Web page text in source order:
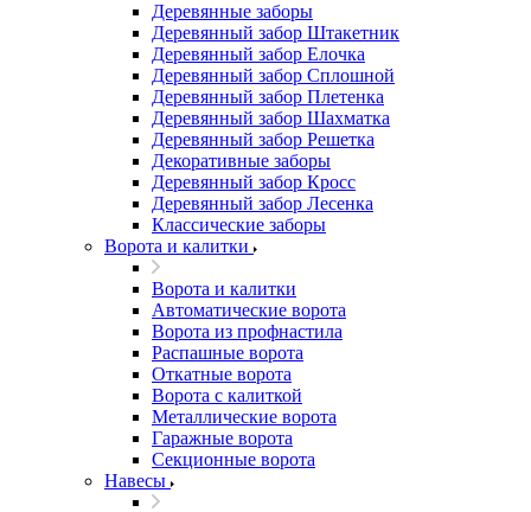
Деревянные заборы
Деревянный забор Штакетник
Деревянный забор Елочка
Деревянный забор Сплошной
Деревянный забор Плетенка
Деревянный забор Шахматка
Деревянный забор Решетка
Декоративные заборы
Деревянный забор Кросс
Деревянный забор Лесенка
Классические заборы
Ворота и калитки
Ворота и калитки
Автоматические ворота
Ворота из профнастила
Распашные ворота
Откатные ворота
Ворота с калиткой
Металлические ворота
Гаражные ворота
Секционные ворота
Навесы